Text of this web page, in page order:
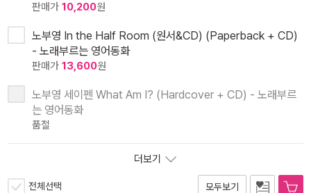
판매가 10,200원
노부영 In the Half Room (원서&CD) (Paperback + CD)
- 노래부르는 영어동화
판매가 13,600원
노부영 세이펜 What Am I? (Hardcover + CD) - 노래부르
는 영어동화
품절
더보기
전체선택 모두보기